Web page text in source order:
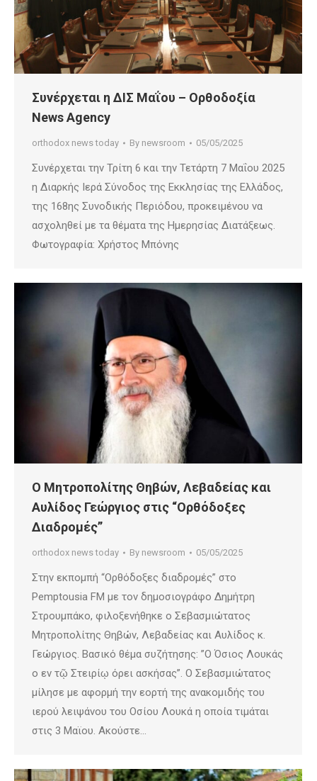
Συνέρχεται η ΔΙΣ Μαΐου – Ορθοδοξία
News Agency
orthodox news today By newsroom 05/05/2025
Συνέρχεται την Τρίτη 6 και την Τετάρτη 7 Μαΐου 2025
η Διαρκής Ιερά Σύνοδος της Εκκλησίας της Ελλάδος,
της 168ης Συνοδικής Περιόδου, προκειμένου να
ασχοληθεί με τα θέματα της Ημερησίας Διατάξεως.
Φωτογραφία: Χρήστος Μπόνης
Ο Μητροπολίτης Θηβών, Λεβαδείας και
Αυλίδος Γεώργιος στις “Ορθόδοξες
Διαδρομές”
orthodox news today By newsroom 05/05/2025
Στην εκπομπή “Ορθόδοξες διαδρομές” στο
Pemptousia FM με τον δημοσιογράφο Δημήτρη
Στρουμπάκο, φιλοξενήθηκε ο Σεβασμιώτατος
Μητροπολίτης Θηβών, Λεβαδείας και Αυλίδος κ.
Γεώργιος. Βασικό θέμα συζήτησης: ”Ο Όσιος Λουκάς
ο εν τῷ Στειρίῳ όρει ασκήσας”. Ο Σεβασμιώτατος
μίλησε με αφορμή την εορτή της ανακομιδής του
ιερού λειψάνου του Οσίου Λουκά η οποία τιμάται
στις 3 Μαϊου. Ακούστε…